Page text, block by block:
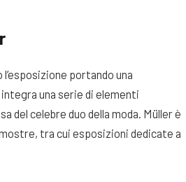
portando una
una serie di elementi
celebre duo della moda. Müller è
tra cui esposizioni dedicate a